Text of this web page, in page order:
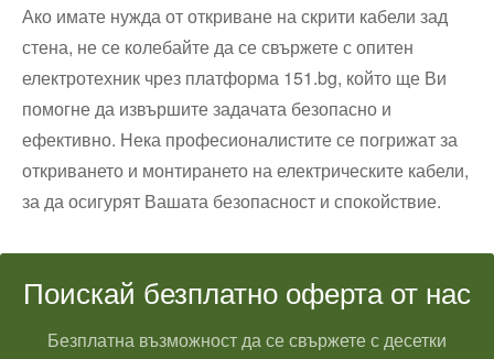
Ако имате нужда от откриване на скрити кабели зад
стена, не се колебайте да се свържете с опитен
електротехник чрез платформа 151.bg, който ще Ви
помогне да извършите задачата безопасно и
ефективно. Нека професионалистите се погрижат за
откриването и монтирането на електрическите кабели,
за да осигурят Вашата безопасност и спокойствие.
Поискай безплатно оферта от нас
Безплатна възможност да се свържете с десетки